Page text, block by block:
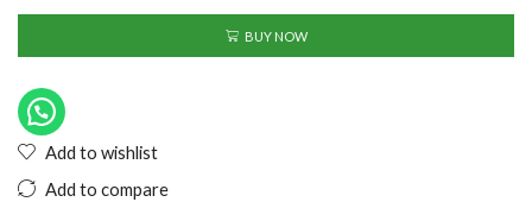
BUY NOW
Add to wishlist
Add to compare